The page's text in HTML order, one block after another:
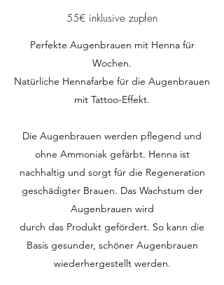
55€ inklusive zupfen
Perfekte Augenbrauen mit Henna für
Wochen.
Natürliche Hennafarbe für die Augenbrauen
mit Tattoo-Effekt.
Die Augenbrauen werden pflegend und
ohne Ammoniak gefärbt. Henna ist
nachhaltig und sorgt für die Regeneration
geschädigter Brauen. Das Wachstum der
Augenbrauen wird
durch das Produkt gefördert. So kann die
Basis gesunder, schöner Augenbrauen
wiederhergestellt werden.